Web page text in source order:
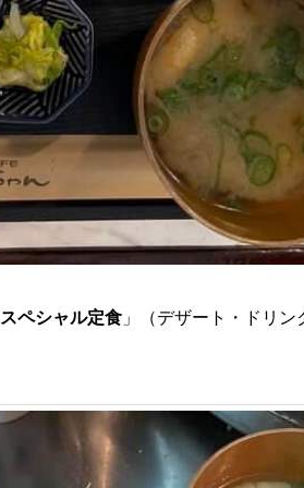
スペシャル定食」（デザート・ドリン